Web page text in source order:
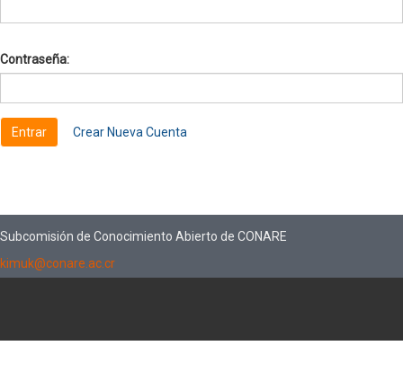
Contraseña:
Crear Nueva Cuenta
Subcomisión de Conocimiento Abierto de CONARE
kimuk@conare.ac.cr